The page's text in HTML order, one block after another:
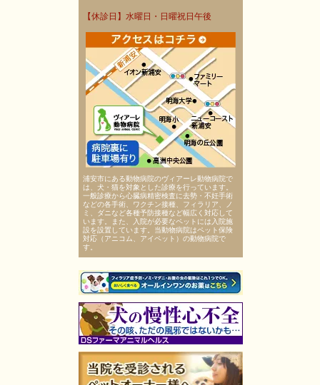
【休診日】水曜日・日曜祝日午後
浦安市にある動物病院のヴィアーレ動物病院で
は、犬・猫を対象とした診療を行っています。
一般診療から心臓病精密検査に去勢・不妊手術
などの各手術、ワクチン接種、フィラリア、ノ
ミ、ダニなど各種予防接種など幅広く対応して
います。また、入院が必要なペットには入院施
設を設置しています。当動物病院はペット保険
対応（アニコム、アイペット）の動物病院で
す。